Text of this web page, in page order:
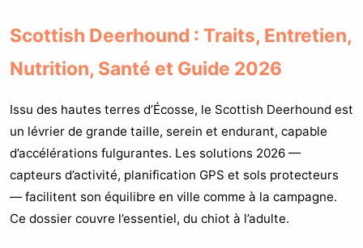
Scottish Deerhound : Traits, Entretien,
Nutrition, Santé et Guide 2026
Issu des hautes terres d’Écosse, le Scottish Deerhound est
un lévrier de grande taille, serein et endurant, capable
d’accélérations fulgurantes. Les solutions 2026 —
capteurs d’activité, planification GPS et sols protecteurs
— facilitent son équilibre en ville comme à la campagne.
Ce dossier couvre l’essentiel, du chiot à l’adulte.